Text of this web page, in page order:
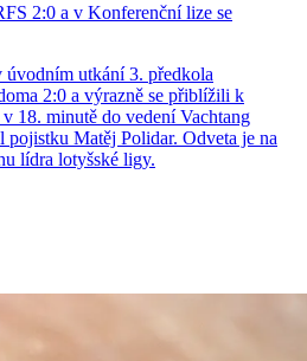
2:0 a v Konferenční lize se
úvodním utkání 3. předkola
2:0 a výrazně se přiblížili k
18. minutě do vedení Vachtang
pojistku Matěj Polidar. Odveta je na
lídra lotyšské ligy.